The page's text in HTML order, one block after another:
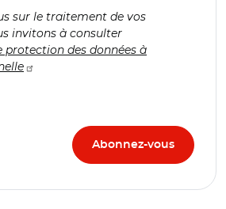
sur le traitement de vos
invitons à consulter
protection des données à